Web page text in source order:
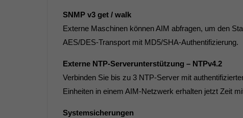
SNMP v3 get / walk
Externe Maschinen können AIM abfragen, um den
AES/DES-Transport mit MD5/SHA-Authentifizierung.
Externe NTP-Serverunterstützung – NTPv4.2
Verbinden Sie bis zu 3 NTP-Server mit
Einheiten in einem AIM-Netzwerk erhalten jetzt Zeit
Systemsicherungen